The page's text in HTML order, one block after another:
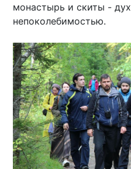
монастырь и скиты -
непоколебимостью.